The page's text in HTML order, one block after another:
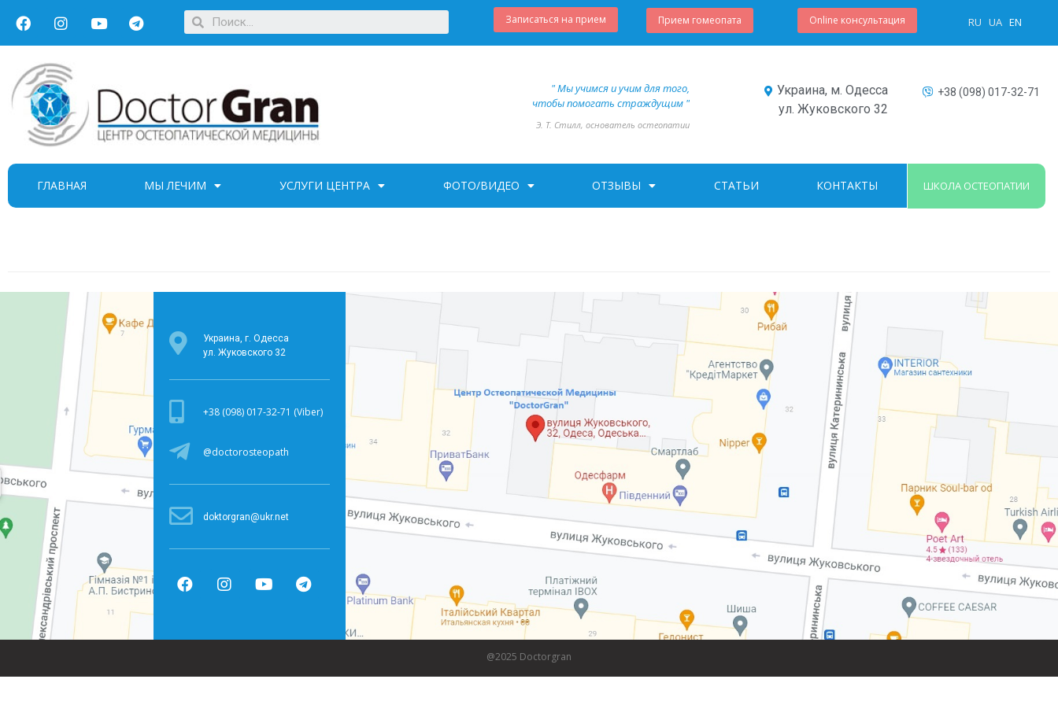
Записаться на прием Прием гомеопата Online консультация RU UA EN
" Мы учимся и учим для того,
чтобы помогать страждущим "
Э. Т. Стилл, основатель остеопатии
Украина, м. Одесса
ул. Жуковского 32
+38 (098) 017-32-71
ГЛАВНАЯ МЫ ЛЕЧИМ УСЛУГИ ЦЕНТРА ФОТО/ВИДЕО ОТЗЫВЫ СТАТЬИ КОНТАКТЫ ШКОЛА ОСТЕОПАТИИ
Украина, г. Одесса
ул. Жуковского 32
+38 (098) 017-32-71 (Viber)
@doctorosteopath
doktorgran@ukr.net
@2025 Doctorgran